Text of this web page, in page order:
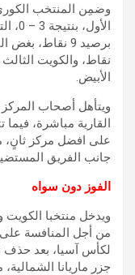
وضمِن المنتخب
نقاط، والكويت
الأبيض.
ويتأهل أصحاب
على افضل مركز
جانب الفريق
الفوز دون سواه
ويدخل منتخبا الكويت
من أجل المنافسة
لكأس آسيا، بعد حذف
جزر ماريانا